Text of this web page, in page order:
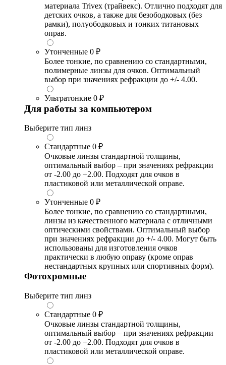
материала Trivex (трайвекс). Отлично подходят для
детских очков, а также для безободковых (без
рамки), полуободковых и тонких титановых
оправ.
Утонченные 0 ₽
Более тонкие, по сравнению со стандартными,
полимерные линзы для очков. Оптимальный
выбор при значениях рефракции до +/- 4.00.
Ультратонкие 0 ₽
Для работы за компьютером
Выберите тип линз
Стандартные 0 ₽
Очковые линзы стандартной толщины,
оптимальный выбор – при значениях рефракции
от -2.00 до +2.00. Подходят для очков в
пластиковой или металлической оправе.
Утонченные 0 ₽
Более тонкие, по сравнению со стандартными,
линзы из качественного материала с отличными
оптическими свойствами. Оптимальный выбор
при значениях рефракции до +/- 4.00. Могут быть
использованы для изготовления очков
практически в любую оправу (кроме оправ
нестандартных крупных или спортивных форм).
Фотохромные
Выберите тип линз
Стандартные 0 ₽
Очковые линзы стандартной толщины,
оптимальный выбор – при значениях рефракции
от -2.00 до +2.00. Подходят для очков в
пластиковой или металлической оправе.